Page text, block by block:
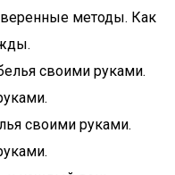
методы. Как
своими руками.